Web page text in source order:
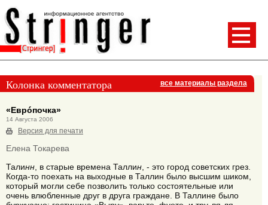
Колонка комментатора все материалы раздела
«Еврóпочка»
14 Августа 2006
Версия для печати
Елена Токарева
Талинн , в старые времена Таллин , - это город советских грез.
Когда-то поехать на выходные в Таллин было высшим шиком,
который могли себе позволить только состоятельные или
очень влюбленные друг в друга граждане. В Таллине было